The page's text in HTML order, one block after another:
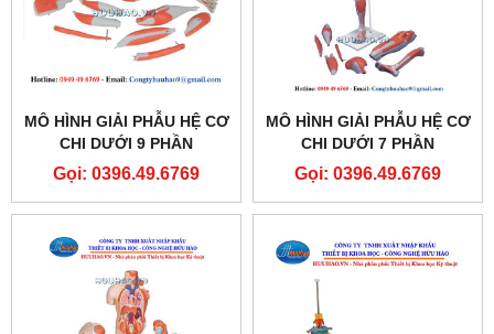
MÔ HÌNH GIẢI PHẪU HỆ CƠ
CHI DƯỚI 9 PHẦN
Gọi: 0396.49.6769
MÔ HÌNH GIẢI PHẪU HỆ CƠ
CHI DƯỚI 7 PHẦN
Gọi: 0396.49.6769